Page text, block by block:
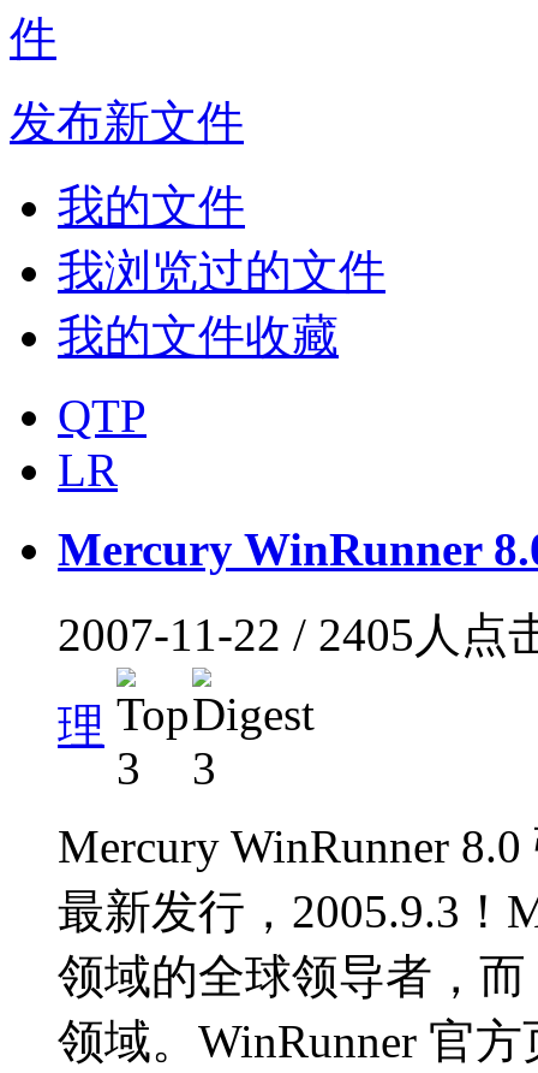
件
发布新文件
我的文件
我浏览过的文件
我的文件收藏
QTP
LR
Mercury WinRunner
2007-11-22 / 2405人
理
Mercury WinRunner
最新发行，2005.9.3！
领域的全球领导者，
领域。WinRunner 官